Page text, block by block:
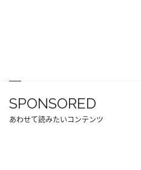
SPONSORED
あわせて読みたいコンテンツ